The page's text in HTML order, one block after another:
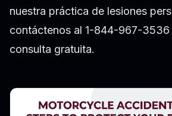
nuestra práctica de lesiones
contáctenos al 1-844-967-3536
consulta gratuita.